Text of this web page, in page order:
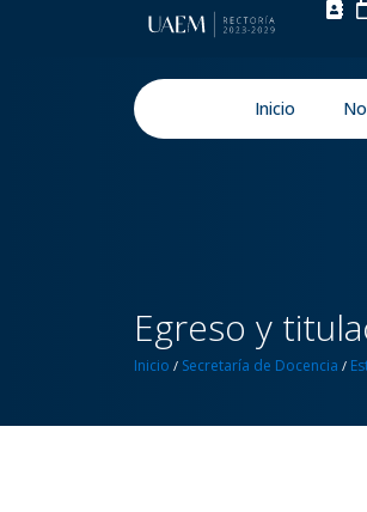
Inicio
Egreso y
Inicio / Secretaría de Docencia /